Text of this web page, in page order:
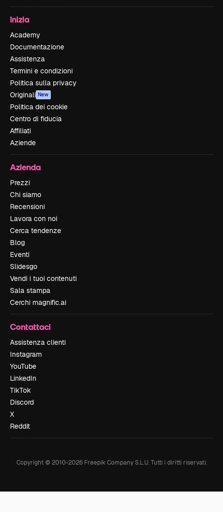
Inizia
Academy
Documentazione
Assistenza
Termini e condizioni
Politica sulla privacy
Originali New
Politica dei cookie
Centro di fiducia
Affiliati
Aziende
Azienda
Prezzi
Chi siamo
Recensioni
Lavora con noi
Cerca tendenze
Blog
Eventi
Slidesgo
Vendi i tuoi contenuti
Sala stampa
Cerchi magnific.ai
Contattaci
Assistenza clienti
Instagram
YouTube
LinkedIn
TikTok
Discord
X
Reddit
Copyright © 2010-2026Freepik Company S.L.U. Tutti i diritti riservati.